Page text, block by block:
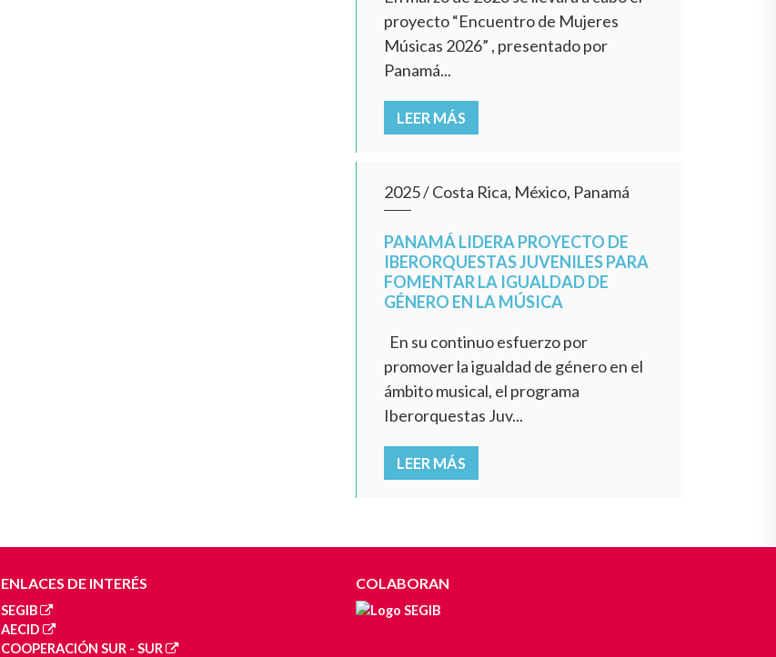
proyecto “Encuentro de Mujeres
Músicas 2026” , presentado por
Panamá...
LEER MÁS
2025/Costa Rica, México, Panamá
PANAMÁ LIDERA PROYECTO DE
IBERORQUESTAS JUVENILES PARA
FOMENTAR LA IGUALDAD DE
GÉNERO EN LA MÚSICA
En su continuo esfuerzo por
promover la igualdad de género en el
ámbito musical, el programa
Iberorquestas Juv...
LEER MÁS
ENLACES DE INTERÉS
SEGIB
AECID
COOPERACIÓN SUR - SUR
COLABORAN